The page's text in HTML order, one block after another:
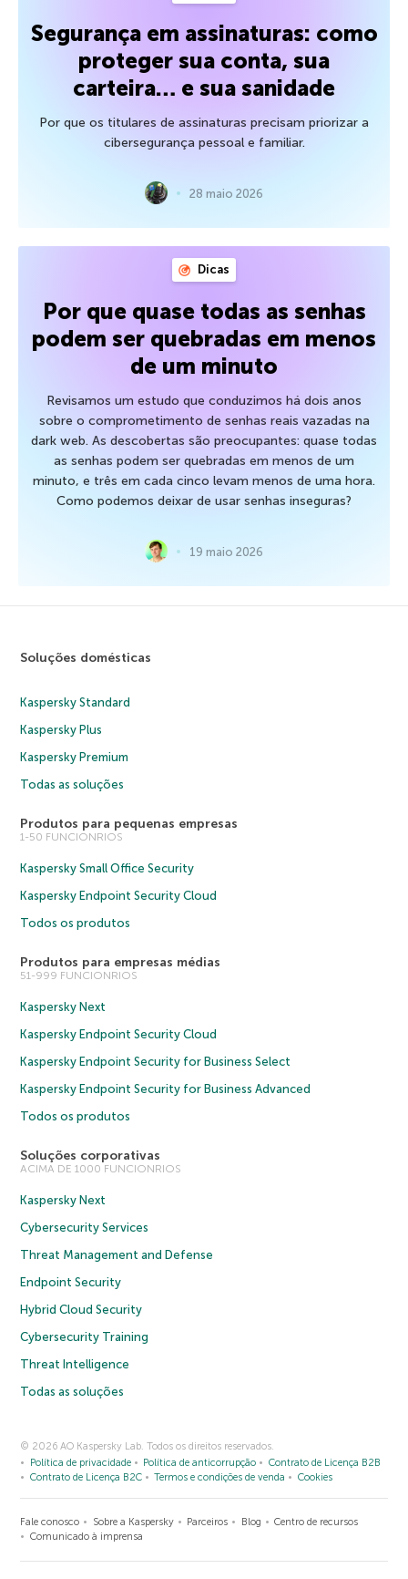
Segurança em assinaturas: como
proteger sua conta, sua
carteira… e sua sanidade
Por que os titulares de assinaturas precisam priorizar a
cibersegurança pessoal e familiar.
28 maio 2026
Dicas
Por que quase todas as senhas
podem ser quebradas em menos
de um minuto
Revisamos um estudo que conduzimos há dois anos
sobre o comprometimento de senhas reais vazadas na
dark web. As descobertas são preocupantes: quase todas
as senhas podem ser quebradas em menos de um
minuto, e três em cada cinco levam menos de uma hora.
Como podemos deixar de usar senhas inseguras?
19 maio 2026
Soluções domésticas
Kaspersky Standard
Kaspersky Plus
Kaspersky Premium
Todas as soluções
Produtos para pequenas empresas
1-50 FUNCIONRIOS
Kaspersky Small Office Security
Kaspersky Endpoint Security Cloud
Todos os produtos
Produtos para empresas médias
51-999 FUNCIONRIOS
Kaspersky Next
Kaspersky Endpoint Security Cloud
Kaspersky Endpoint Security for Business Select
Kaspersky Endpoint Security for Business Advanced
Todos os produtos
Soluções corporativas
ACIMA DE 1000 FUNCIONRIOS
Kaspersky Next
Cybersecurity Services
Threat Management and Defense
Endpoint Security
Hybrid Cloud Security
Cybersecurity Training
Threat Intelligence
Todas as soluções
© 2026 AO Kaspersky Lab. Todos os direitos reservados.
Política de privacidade
Política de anticorrupção
Contrato de Licença B2B
Contrato de Licença B2C
Termos e condições de venda Cookies
Fale conosco Sobre a Kaspersky Parceiros Blog
Centro de recursos
Comunicado à imprensa